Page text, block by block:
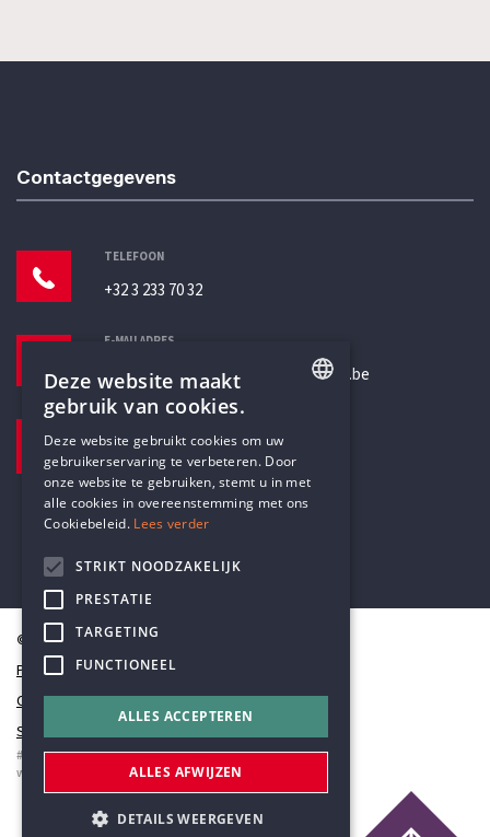
Contactgegevens
TELEFOON
+32 3 233 70 32
E-MAILADRES
secretariaat@humanistischverbond.be
Pottenbrug 4
Antwerpen, 2000
© Humanistisch Verbond 2026
Privacy
Cookiestatement
Sitemap
#codedwithlove byCodelines
webapplicaties
mobiele apps&maatwerk websites
DUTCH
Deze website maakt
gebruik van cookies.
Deze website gebruikt cookies om uw
gebruikerservaring te verbeteren. Door
onze website te gebruiken, stemt u in met
alle cookies in overeenstemming met ons
Cookiebeleid. Lees verder
STRIKT NOODZAKELIJK
PRESTATIE
TARGETING
FUNCTIONEEL
ALLES ACCEPTEREN
ALLES AFWIJZEN
DETAILS WEERGEVEN